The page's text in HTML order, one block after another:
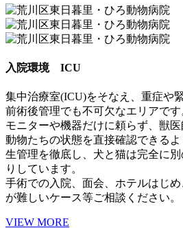
入院環境 ICU
集中治療室(ICU)をそなえ、重症や
前術後管理でも不可欠なエリアです
モニターや機器だけに頼らず、獣
動物たちの状態を直接確認できる
生管理を徹底し、犬と猫は完全に
りしています。
手術での入院、面会、ホテルはじ
が難しいケース等ご相談ください。
VIEW MORE